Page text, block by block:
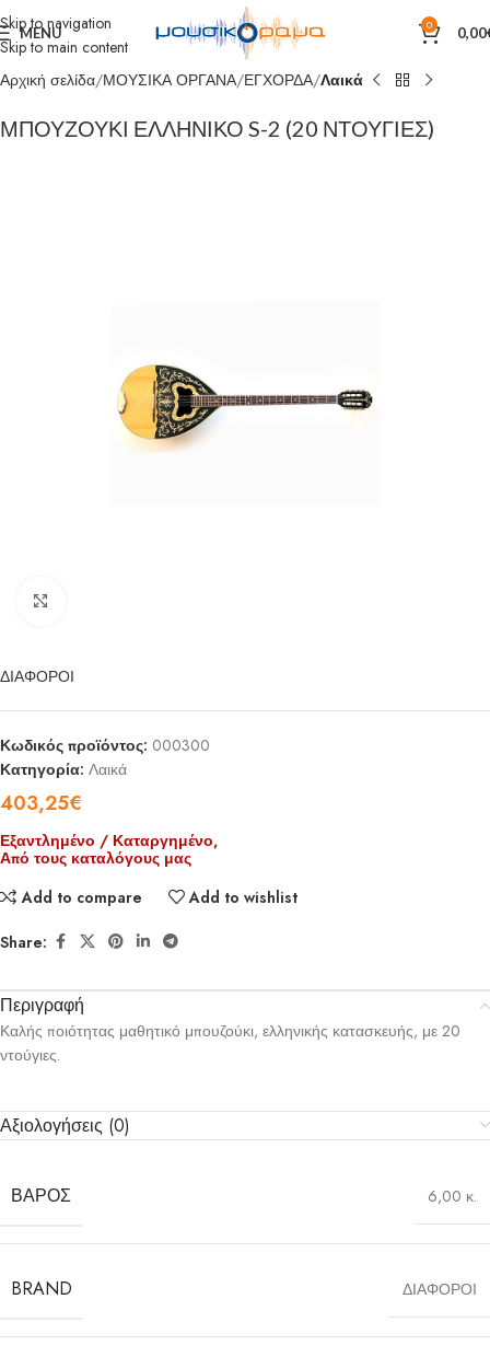
Skip to navigation
Skip to main content
MENU 0 0,00
Αρχική σελίδα ΜΟΥΣΙΚΑ ΟΡΓΑΝΑ ΕΓΧΟΡΔΑ Λαικά
ΜΠΟΥΖΟΥΚΙ ΕΛΛΗΝΙΚΟ S-2 (20 ΝΤΟΥΓΙΕΣ)
ΔΙΑΦΟΡΟΙ
Κωδικός προϊόντος: 000300
Κατηγορία: Λαικά
403,25€
Εξαντλημένο / Καταργημένο,
Από τους καταλόγους μας
Add to compare
Add to wishlist
Share:
Περιγραφή
Καλής ποιότητας μαθητικό μπουζούκι, ελληνικής κατασκευής, με 20
ντούγιες.
Αξιολογήσεις (0)
ΒΆΡΟΣ 6,00 κ.
BRAND ΔΙΑΦΟΡΟΙ